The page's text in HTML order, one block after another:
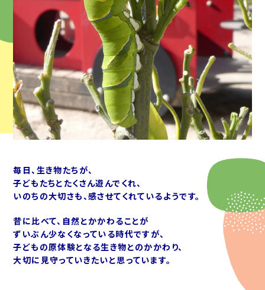
毎日、生き物たちが、
子どもたちとたくさん遊んでくれ、
いのちの大切さも、感させてくれているようです。
昔に比べて、自然とかかわることが
ずいぶん少なくなっている時代ですが、
子どもの原体験となる生き物とのかかわり、
大切に見守っていきたいと思っています。